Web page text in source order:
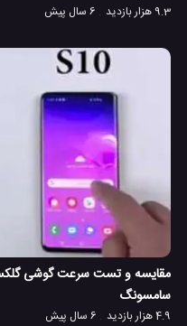
9.3 هزار بازدید 6 سال پیش
سامسونگ
4.9 هزار بازدید 6 سال پیش